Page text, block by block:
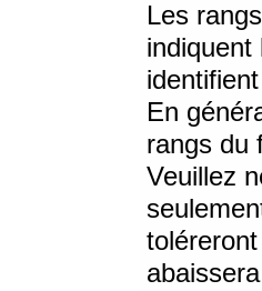
Les
indiquent
En
rangs du
Veuillez